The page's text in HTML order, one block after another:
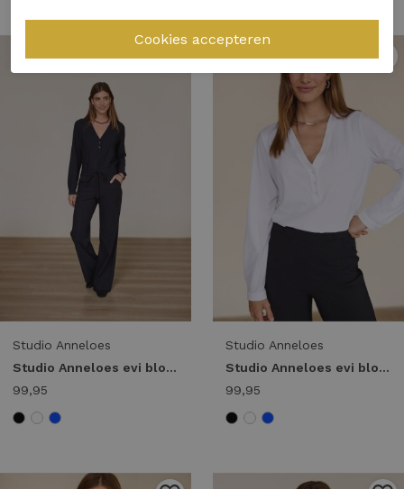
/2
Studio Anneloes
Studio Anneloes evi blouse 94842 T-shirt Lange mouw 9000 black
99,95
1/2
Studio Anneloes
Studio Anneloes evi blouse 94842 T-shirt Lange mouw 1000 white
99,95